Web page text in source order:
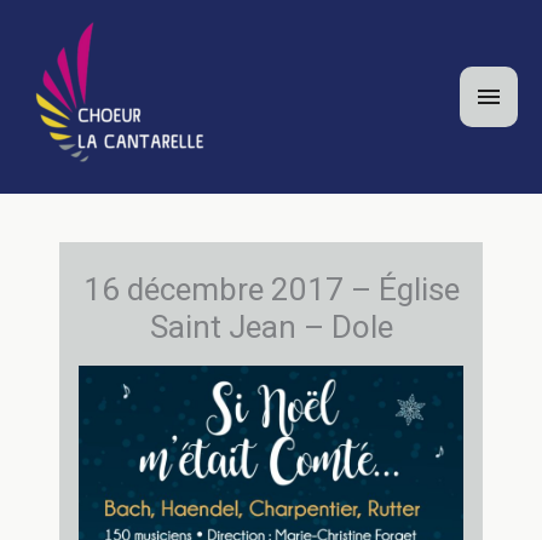
contenu
16 décembre 2017 – Église
Saint Jean – Dole